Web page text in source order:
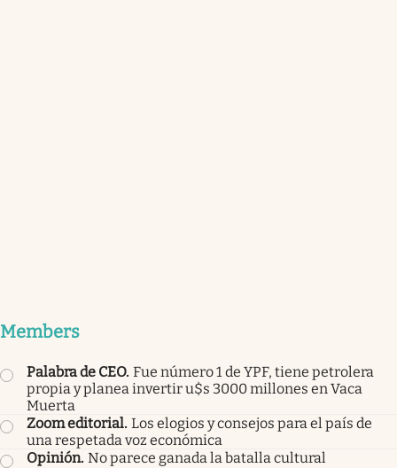
Members
Palabra de CEO. Fue número 1 de YPF, tiene petrolera
propia y planea invertir u$s 3000 millones en Vaca
Muerta
Zoom editorial. Los elogios y consejos para el país de
una respetada voz económica
Opinión. No parece ganada la batalla cultural